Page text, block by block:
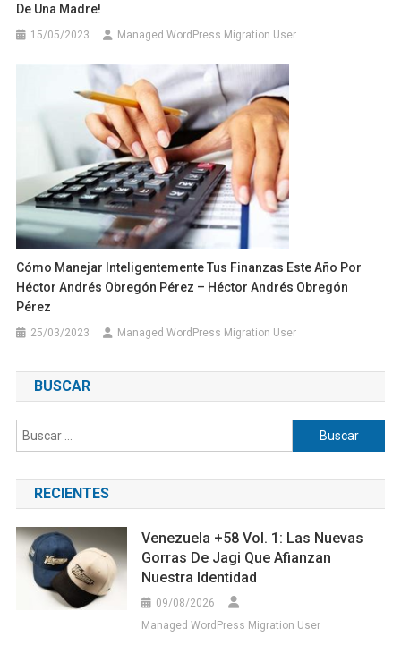
De Una Madre!
15/05/2023 Managed WordPress Migration User
Cómo Manejar Inteligentemente Tus Finanzas Este Año Por
Héctor Andrés Obregón Pérez – Héctor Andrés Obregón
Pérez
25/03/2023 Managed WordPress Migration User
BUSCAR
Buscar:
RECIENTES
Venezuela +58 Vol. 1: Las Nuevas
Gorras De Jagi Que Afianzan
Nuestra Identidad
09/08/2026
Managed WordPress Migration User